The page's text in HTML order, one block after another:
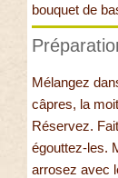
bouquet de
Mélangez
câpres, la
Réservez.
égouttez-les.
arrosez avec